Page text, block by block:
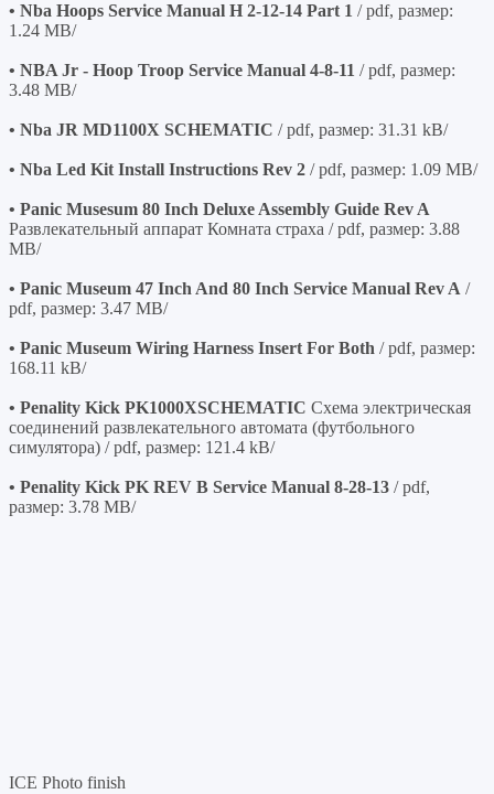
• Nba Hoops Service Manual H 2-12-14 Part 1 / pdf, размер:
1.24 MB/
• NBA Jr - Hoop Troop Service Manual 4-8-11 / pdf, размер:
3.48 MB/
• Nba JR MD1100X SCHEMATIC / pdf, размер: 31.31 kB/
• Nba Led Kit Install Instructions Rev 2 / pdf, размер: 1.09 MB/
• Panic Musesum 80 Inch Deluxe Assembly Guide Rev A
Развлекательный аппарат Комната страха / pdf, размер: 3.88
MB/
• Panic Museum 47 Inch And 80 Inch Service Manual Rev A /
pdf, размер: 3.47 MB/
• Panic Museum Wiring Harness Insert For Both / pdf, размер:
168.11 kB/
• Penality Kick PK1000XSCHEMATIC Схема электрическая
соединений развлекательного автомата (футбольного
симулятора) / pdf, размер: 121.4 kB/
• Penality Kick PK REV B Service Manual 8-28-13 / pdf,
размер: 3.78 MB/
ICE Photo finish